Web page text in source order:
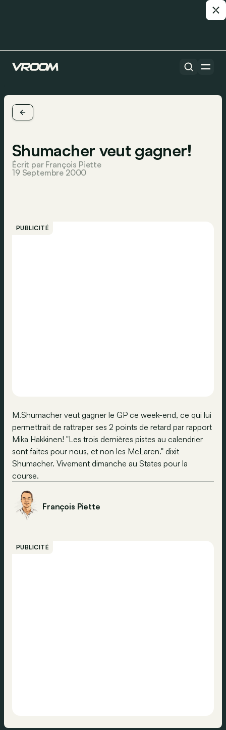
Shumacher veut gagner!
Écrit par François Piette
19 Septembre 2000
PUBLICITÉ
M.Shumacher veut gagner le GP ce week-end, ce qui lui
permettrait de rattraper ses 2 points de retard par rapport
Mika Hakkinen! "Les trois dernières pistes au calendrier
sont faites pour nous, et non les McLaren." dixit
Shumacher. Vivement dimanche au States pour la
course.
François Piette
PUBLICITÉ